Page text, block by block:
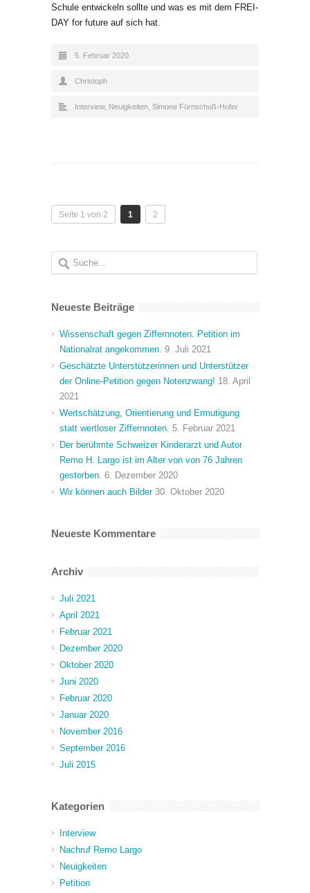
Schule entwickeln sollte und was es mit dem FREI-
DAY for future auf sich hat.
5. Februar 2020
Christoph
Interview, Neuigkeiten Simone Fürnschuß-Hofer
Seite 1 von 2 1 2
Neueste Beiträge
Wissenschaft gegen Ziffernnoten. Petition im
Nationalrat angekommen. 9. Juli 2021
Geschätzte Unterstützerinnen und Unterstützer
der Online-Petition gegen Notenzwang! 18. April
2021
Wertschätzung, Orientierung und Ermutigung
statt wertloser Ziffernnoten. 5. Februar 2021
Der berühmte Schweizer Kinderarzt und Autor
Remo H. Largo ist im Alter von von 76 Jahren
gestorben. 6. Dezember 2020
Wir können auch Bilder 30. Oktober 2020
Neueste Kommentare
Archiv
Juli 2021
April 2021
Februar 2021
Dezember 2020
Oktober 2020
Juni 2020
Februar 2020
Januar 2020
November 2016
September 2016
Juli 2015
Kategorien
Interview
Nachruf Remo Largo
Neuigkeiten
Petition